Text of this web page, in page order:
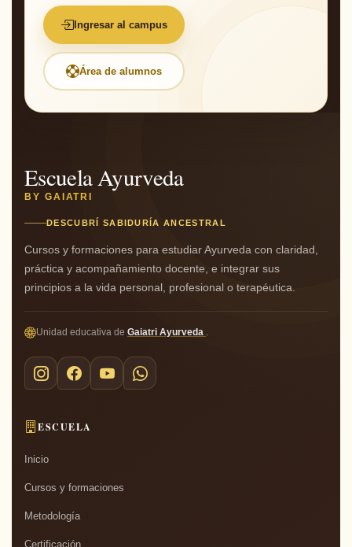
Ingresar al campus
Área de alumnos
Escuela Ayurveda
BY GAIATRI
DESCUBRÍ SABIDURÍA ANCESTRAL
Cursos y formaciones para estudiar Ayurveda con claridad,
práctica y acompañamiento docente, e integrar sus
principios a la vida personal, profesional o terapéutica.
Unidad educativa de Gaiatri Ayurveda .
ESCUELA
Inicio
Cursos y formaciones
Metodología
Certificación